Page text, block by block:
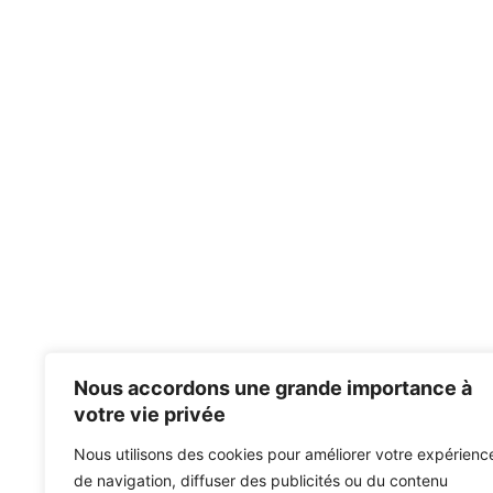
Nous accordons une grande importance à
votre vie privée
Nous utilisons des cookies pour améliorer votre
de navigation, diffuser des publicités ou du contenu